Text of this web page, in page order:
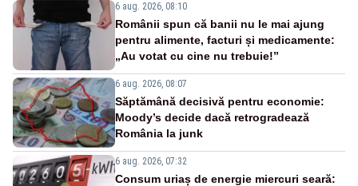
6 aug. 2026, 08:10
Românii spun că banii nu le mai ajung
pentru alimente, facturi și medicamente:
„Au votat cu cine nu trebuie!”
6 aug. 2026, 08:07
Săptămână decisivă pentru economie:
Moody’s decide dacă retrogradează
România la junk
6 aug. 2026, 07:32
Consum uriaș de energie miercuri seară: